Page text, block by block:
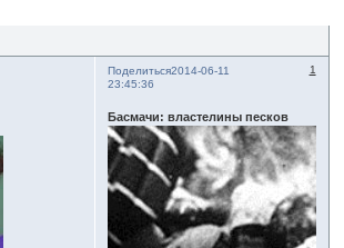
Поделиться 1
2014-06-11
23:45:36
Басмачи: властелины песков